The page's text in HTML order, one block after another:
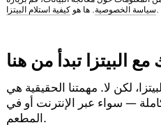
سياسة الخصوصية. ها هوكيفية استلام البيتزا .
مع البيتزا تبدأ من هنا
لكن لا. مهمتنا الحقيقية هي
— سواء عبر الإنترنت أو في
المطعم.